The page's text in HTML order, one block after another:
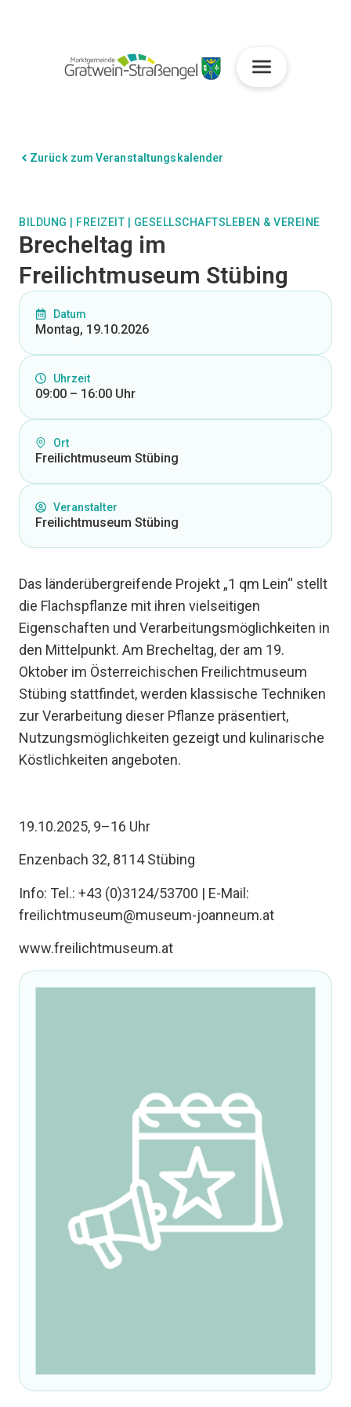
Zurück zum Veranstaltungskalender
BILDUNG FREIZEIT GESELLSCHAFTSLEBEN & VEREINE
Brecheltag im
Freilichtmuseum Stübing
Datum
Montag, 19.10.2026
Uhrzeit
09:00 – 16:00 Uhr
Ort
Freilichtmuseum Stübing
Veranstalter
Freilichtmuseum Stübing
Das länderübergreifende Projekt „1 qm Lein“ stellt
die Flachspflanze mit ihren vielseitigen
Eigenschaften und Verarbeitungsmöglichkeiten in
den Mittelpunkt. Am Brecheltag, der am 19.
Oktober im Österreichischen Freilichtmuseum
Stübing stattfindet, werden klassische Techniken
zur Verarbeitung dieser Pflanze präsentiert,
Nutzungsmöglichkeiten gezeigt und kulinarische
Köstlichkeiten angeboten.
19.10.2025, 9–16 Uhr
Enzenbach 32, 8114 Stübing
Info: Tel.: +43 (0)3124/53700 | E-Mail:
freilichtmuseum@museum-joanneum.at
www.freilichtmuseum.at